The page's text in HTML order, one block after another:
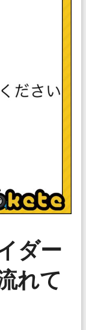
ダー
れて